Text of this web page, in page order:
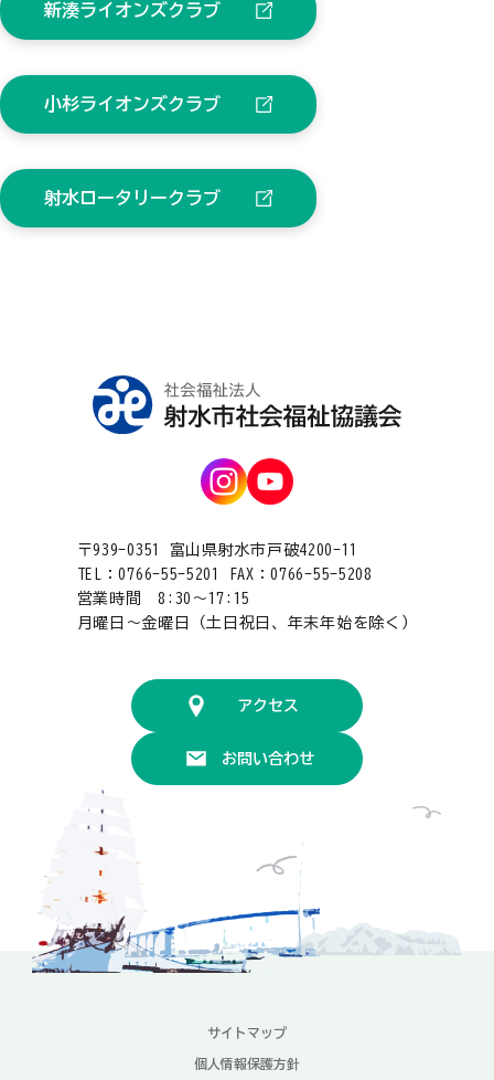
新湊ライオンズクラブ
小杉ライオンズクラブ
射水ロータリークラブ
〒939-0351 富山県射水市戸破4200-11
TEL：0766-55-5201 FAX：0766-55-5208
営業時間 8:30〜17:15
月曜日〜金曜日（土日祝日、年末年始を除く）
アクセス
お問い合わせ
サイトマップ
個人情報保護方針